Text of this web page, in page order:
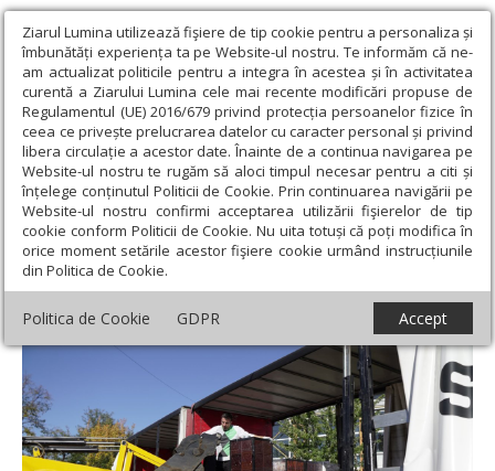
Ziarul Lumina utilizează fişiere de tip cookie pentru a personaliza și
îmbunătăți experiența ta pe Website-ul nostru. Te informăm că ne-
am actualizat politicile pentru a integra în acestea și în activitatea
curentă a Ziarului Lumina cele mai recente modificări propuse de
Regulamentul (UE) 2016/679 privind protecția persoanelor fizice în
ceea ce privește prelucrarea datelor cu caracter personal și privind
libera circulație a acestor date. Înainte de a continua navigarea pe
Website-ul nostru te rugăm să aloci timpul necesar pentru a citi și
înțelege conținutul Politicii de Cookie. Prin continuarea navigării pe
Website-ul nostru confirmi acceptarea utilizării fişierelor de tip
cookie conform Politicii de Cookie. Nu uita totuși că poți modifica în
orice moment setările acestor fişiere cookie urmând instrucțiunile
din Politica de Cookie.
Politica de Cookie GDPR Accept
Ziarul Lumina › Filantropie › Sobe noi pentru sinistraţii din
judeţul Galaţi
Sobe noi pentru sinistraţii din judeţul
Galaţi